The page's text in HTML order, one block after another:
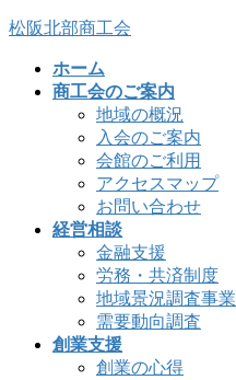
コ
ナ
松阪北部商工会
ホーム
商工会のご案内
地域の概況
入会のご案内
会館のご利用
アクセスマップ
お問い合わせ
経営相談
金融支援
労務・共済制度
地域景況調査事業
需要動向調査
創業支援
創業の心得